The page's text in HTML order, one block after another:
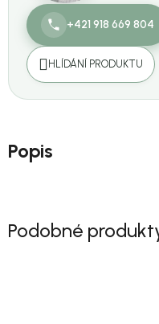
+421 918 669 804
HLÍDÁNÍ PRODUKTU
Popis
Podobné